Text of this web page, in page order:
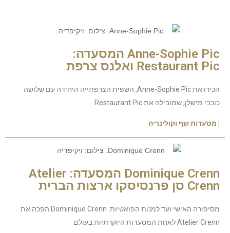
Anne-Sophie Pic המסעדה:
Restaurant Pic ואלנס צרפת
הכירו את Anne-Sophie Pic, השפית הצרפתייה היחידה עם שלושה
כוכבי מישלן, שמובילה את Restaurant Pic
| מסעדות שף וקולינריה
Dominique Crenn המסעדה: Atelier
Crenn סן פרנסיסקו ארצות הברית
מסיפורה האישי ועד למנות הפואטיות: Dominique Crenn הפכה את
Atelier Crenn לאחת המסעדות היוקרתיות בעולם